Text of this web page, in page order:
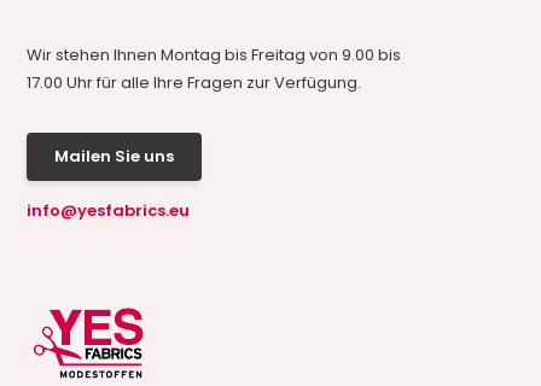
Wir stehen Ihnen Montag bis Freitag von 9.00 bis
17.00 Uhr für alle Ihre Fragen zur Verfügung.
Mailen Sie uns
info@yesfabrics.eu